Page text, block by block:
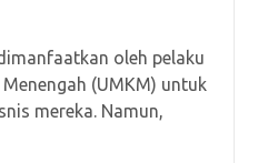
oleh pelaku
(UMKM) untuk
mereka. Namun,